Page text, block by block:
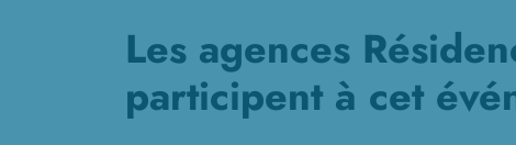
Les agences
participent à cet